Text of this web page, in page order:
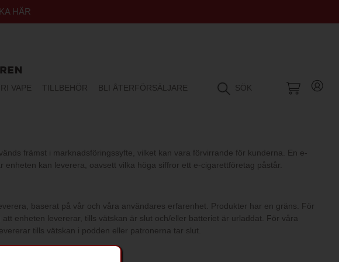
HÄR
VAPE TILLBEHÖR BLI ÅTERFÖRSÄLJARE SÖK
främst i marknadsföringssyfte, vilket kan vara förvirrande för kunderna. En e-
kan leverera, oavsett vilka höga siffror ett e-cigarettföretag påstår.
baserat på vår och våra användares erfarenhet. Produkter har en gräns. För
enheten levererar, tills vätskan är slut och/eller batteriet är urladdat. För våra
tills vätskan i podden eller patronerna tar slut.